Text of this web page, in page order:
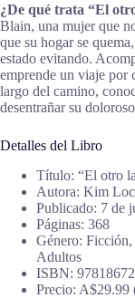
¿De qué trata “El
Blain, una mujer que
que su hogar se
estado evitando.
emprende un viaje por
largo del camino,
desentrañar su
Detalles del Libro
Título: “El otro
Autora: Kim
Publicado: 7 de
Páginas: 368
Género: Ficción,
Adultos
ISBN:
Precio: